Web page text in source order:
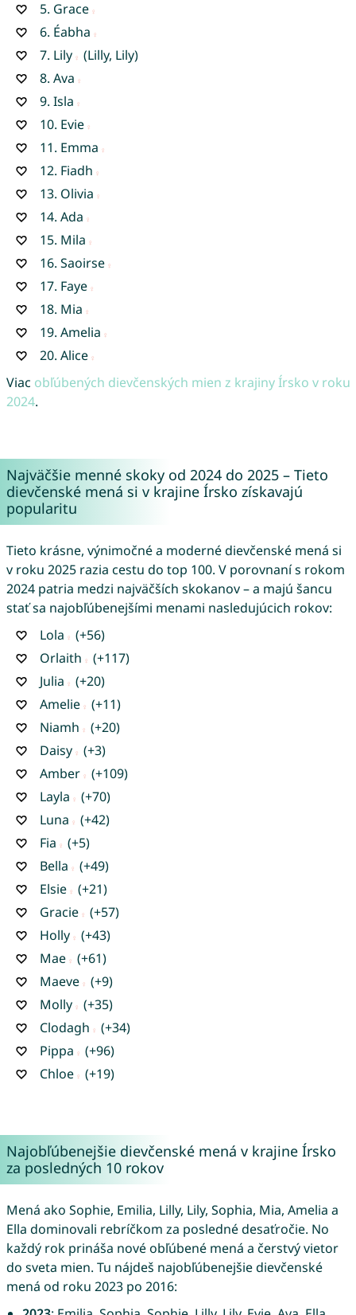
5. Grace
6. Éabha
7. Lily
(Lilly, Lily)
8. Ava
9. Isla
10. Evie
11. Emma
12. Fiadh
13. Olivia
14. Ada
15. Mila
16. Saoirse
17. Faye
18. Mia
19. Amelia
20. Alice
Viac obľúbených dievčenských mien z krajiny Írsko v roku
2024.
Najväčšie menné skoky od 2024 do 2025 – Tieto
dievčenské mená si v krajine Írsko získavajú
popularitu
Tieto krásne, výnimočné a moderné dievčenské mená si
v roku 2025 razia cestu do top 100. V porovnaní s rokom
2024 patria medzi najväčších skokanov – a majú šancu
stať sa najobľúbenejšími menami nasledujúcich rokov:
Lola
(+56)
Orlaith
(+117)
Julia
(+20)
Amelie
(+11)
Niamh
(+20)
Daisy
(+3)
Amber
(+109)
Layla
(+70)
Luna
(+42)
Fia
(+5)
Bella
(+49)
Elsie
(+21)
Gracie
(+57)
Holly
(+43)
Mae
(+61)
Maeve
(+9)
Molly
(+35)
Clodagh
(+34)
Pippa
(+96)
Chloe
(+19)
Najobľúbenejšie dievčenské mená v krajine Írsko
za posledných 10 rokov
Mená ako Sophie, Emilia, Lilly, Lily, Sophia, Mia, Amelia a
Ella dominovali rebríčkom za posledné desaťročie. No
každý rok prináša nové obľúbené mená a čerstvý vietor
do sveta mien. Tu nájdeš najobľúbenejšie dievčenské
mená od roku 2023 po 2016: